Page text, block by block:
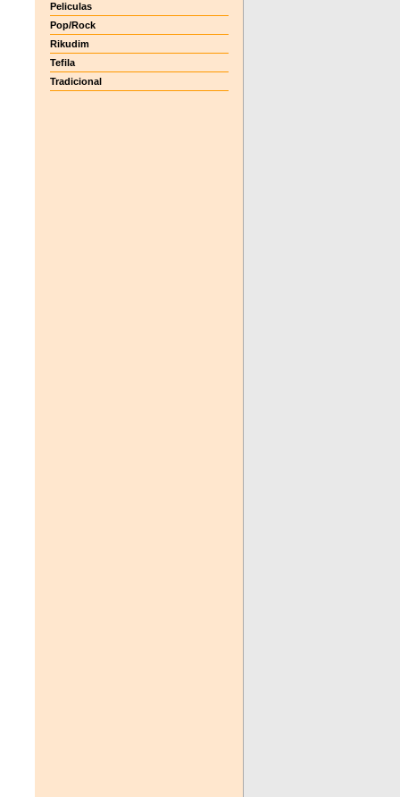
Peliculas
Pop/Rock
Rikudim
Tefila
Tradicional